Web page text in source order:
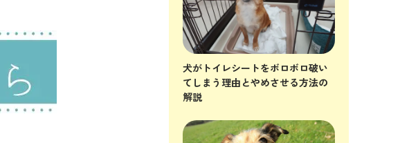
犬がトイレシートをボロボロ破い
てしまう理由とやめさせる方法の
解説